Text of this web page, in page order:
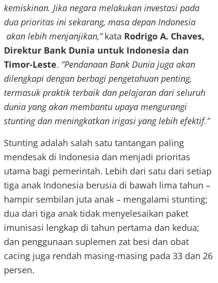
kemiskinan. Jika negara melakukan investasi pada
dua prioritas ini sekarang, masa depan Indonesia
akan lebih menjanjikan,”kata Rodrigo A. Chaves,
Direktur Bank Dunia untuk Indonesia dan
Timor-Leste. “Pendanaan Bank Dunia juga akan
dilengkapi dengan berbagi pengetahuan penting,
termasuk praktik terbaik dan pelajaran dari seluruh
dunia yang akan membantu upaya mengurangi
stunting dan meningkatkan irigasi yang lebih efektif.”
Stunting adalah salah satu tantangan paling
mendesak di Indonesia dan menjadi prioritas
utama bagi pemerintah. Lebih dari satu dari setiap
tiga anak Indonesia berusia di bawah lima tahun –
hampir sembilan juta anak – mengalami stunting;
dua dari tiga anak tidak menyelesaikan paket
imunisasi lengkap di tahun pertama dan kedua;
dan penggunaan suplemen zat besi dan obat
cacing juga rendah masing-masing pada 33 dan 26
persen.